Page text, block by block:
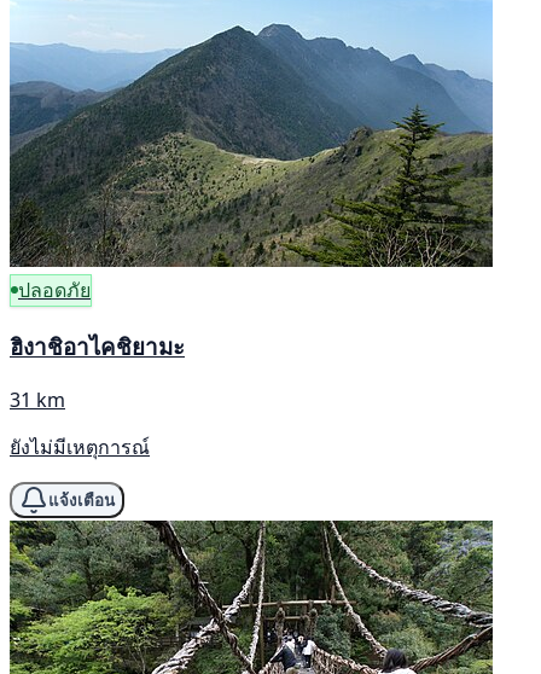
ปลอดภัย
ฮิงาชิอาไคชิยามะ
31 km
ยังไม่มีเหตุการณ์
แจ้งเตือน